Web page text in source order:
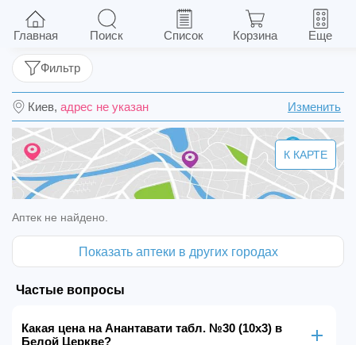
Анантавати табл. №30 (10х3)
Киев, адрес не указан Изменить
Фильтр
К КАРТЕ
Аптек не найдено.
Показать аптеки в других городах
Частые вопросы
Какая цена на Анантавати табл. №30 (10х3) в
Белой Церкве?
Главная Поиск Список Корзина Еще